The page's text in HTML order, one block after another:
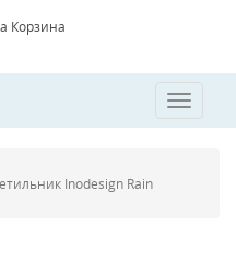
Корзина
Toggle
Inodesign Rain